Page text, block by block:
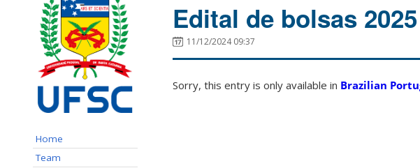
Home
Team
Edital de bolsas
11/12/2024 09:37
Sorry, this entry is only available in Brazilian